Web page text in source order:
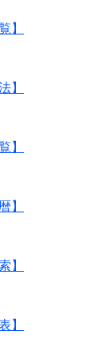
】
】
】
】
】
】